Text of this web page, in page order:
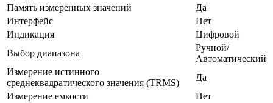
Память измеренных значений
Да
Интерфейс
Нет
Индикация
Цифровой
Выбор диапазона
Ручной/
Автоматический
Измерение истинного
среднеквадратического значения (ТRMS)
Да
Измерение емкости
Нет